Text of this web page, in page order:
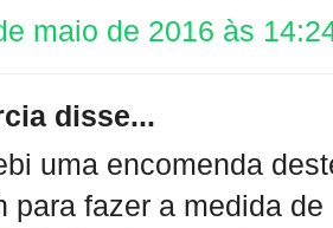
maio de 2016 às
disse...
uma encomenda
para fazer a medida